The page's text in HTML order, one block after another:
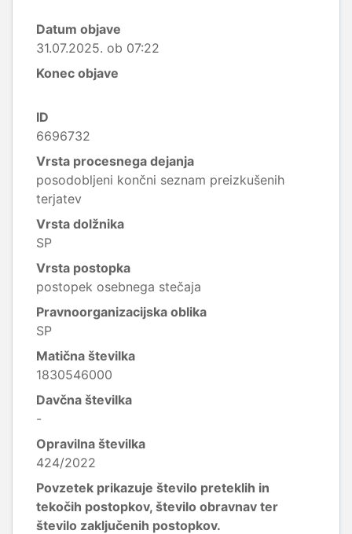
Datum objave
31.07.2025. ob 07:22
Konec objave
ID
6696732
Vrsta procesnega dejanja
posodobljeni končni seznam preizkušenih
terjatev
Vrsta dolžnika
SP
Vrsta postopka
postopek osebnega stečaja
Pravnoorganizacijska oblika
SP
Matična številka
1830546000
Davčna številka
-
Opravilna številka
424/2022
Povzetek prikazuje število preteklih in
tekočih postopkov, število obravnav ter
število zaključenih postopkov.